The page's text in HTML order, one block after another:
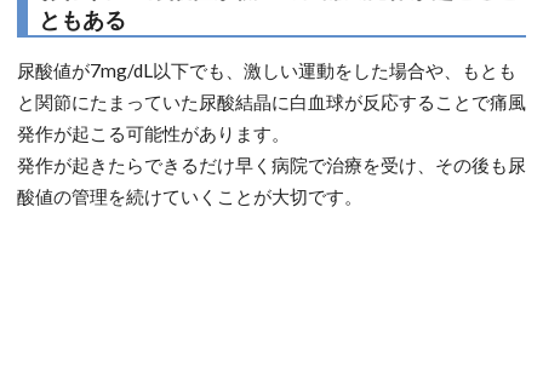
ともある
尿酸値が7mg/dL以下でも、激しい運動をした場合や、もとも
と関節にたまっていた尿酸結晶に白血球が反応することで痛風
発作が起こる可能性があります。
発作が起きたらできるだけ早く病院で治療を受け、その後も尿
酸値の管理を続けていくことが大切です。